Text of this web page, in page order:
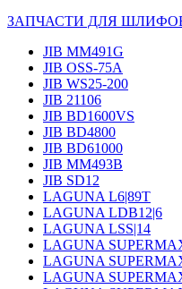
ЗАПЧАСТИ ДЛЯ
JIB MM491G
JIB OSS-75A
JIB WS25-200
JIB 21106
JIB BD1600VS
JIB BD4800
JIB BD61000
JIB MM493B
JIB SD12
LAGUNA L6|89T
LAGUNA LDB12|6
LAGUNA LSS|14
LAGUNA
LAGUNA
LAGUNA